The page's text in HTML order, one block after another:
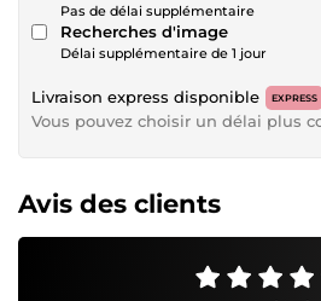
Pas de délai supplémentaire
Recherches d'image
Délai supplémentaire de 1 jour
Livraison express disponible EXPRESS
Vous pouvez choisir un délai plus
Avis des clients